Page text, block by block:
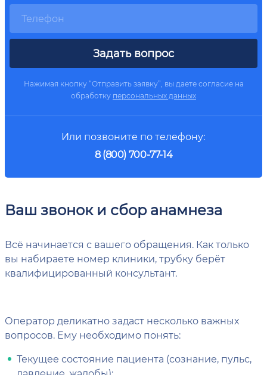
Задать вопрос
Нажимая кнопку “Отправить заявку”, вы даете согласие на
обработку персональных данных
Или позвоните по телефону:
8 (800) 700-77-14
Ваш звонок и сбор анамнеза
Всё начинается с вашего обращения. Как только
вы набираете номер клиники, трубку берёт
квалифицированный консультант.
Оператор деликатно задаст несколько важных
вопросов. Ему необходимо понять:
Текущее состояние пациента (сознание, пульс,